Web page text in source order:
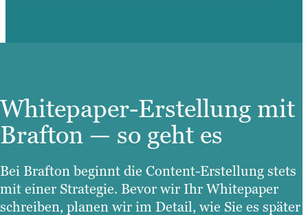
Whitepaper-Erstellung mit
Brafton — so geht es
Bei Brafton beginnt die Content-Erstellung stets
mit einer Strategie. Bevor wir Ihr Whitepaper
schreiben, planen wir im Detail, wie Sie es später